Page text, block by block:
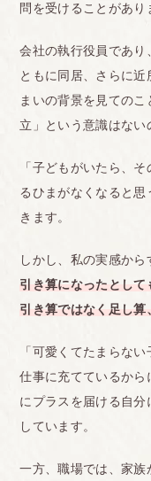
問を受けることがあり
会社の執行役員であ
ともに同居、さらに
まいの背景を見ての
立」という意識はない
「子どもがいたら、
るひまがなくなると
きます。
しかし、私の実感から
引き算になったとし
引き算ではなく足し算
「可愛くてたまらな
仕事に充てているから
にプラスを届ける自
しています。
一方、職場では、家族